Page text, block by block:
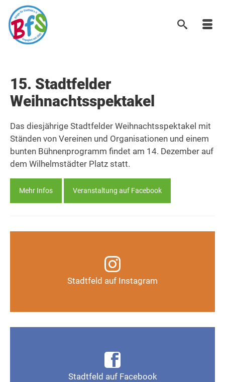
15. Stadtfelder
Weihnachtsspektakel
Das diesjährige Stadtfelder Weihnachtsspektakel mit
Ständen von Vereinen und Organisationen und einem
bunten Bühnenprogramm findet am 14. Dezember auf
dem Wilhelmstädter Platz statt.
Mehr Infos Veranstaltung auf Facebook
Stadtfeld auf Instagram
Instagram-Kanal
Auf Instagram folgen
Stadtfeld auf Facebook
Seite Magdeburg-Stadtfeld